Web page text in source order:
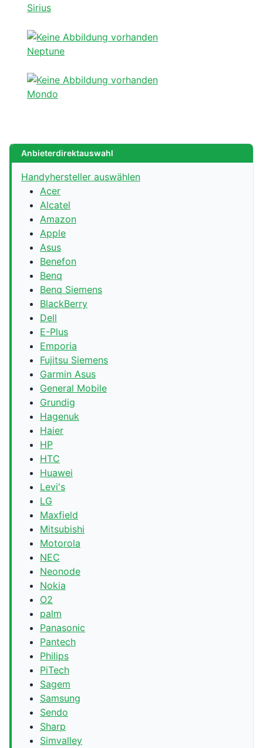
Sirius
Neptune
Mondo
Anbieterdirektauswahl
Handyhersteller auswählen
Acer
Alcatel
Amazon
Apple
Asus
Benefon
Benq
Benq Siemens
BlackBerry
Dell
E-Plus
Emporia
Fujitsu Siemens
Garmin Asus
General Mobile
Grundig
Hagenuk
Haier
HP
HTC
Huawei
Levi's
LG
Maxfield
Mitsubishi
Motorola
NEC
Neonode
Nokia
O2
palm
Panasonic
Pantech
Philips
PiTech
Sagem
Samsung
Sendo
Sharp
Simvalley